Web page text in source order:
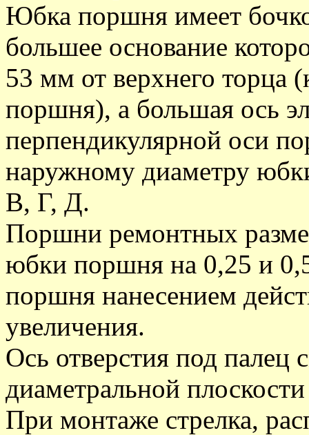
Юбка поршня имеет
большее основание
53 мм от верхнего торца
поршня), а большая ось
перпендикулярной оси
наружному диаметру
В, Г, Д.
Поршни ремонтных
юбки поршня на 0,25 и
поршня нанесением
увеличения.
Ось отверстия под палец
диаметральной
При монтаже стрелка,